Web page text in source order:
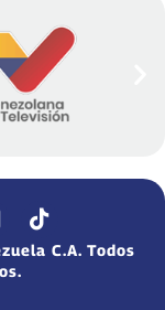
C.A. Todos